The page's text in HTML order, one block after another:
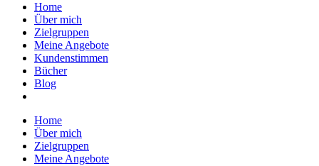
Home
Über mich
Zielgruppen
Meine Angebote
Kundenstimmen
Bücher
Blog
Home
Über mich
Zielgruppen
Meine Angebote